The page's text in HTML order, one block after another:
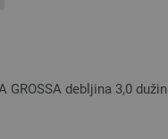
GROSSA debljina 3,0